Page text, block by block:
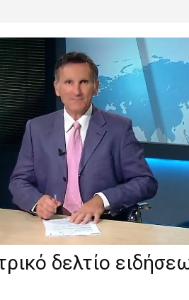
δελτίο